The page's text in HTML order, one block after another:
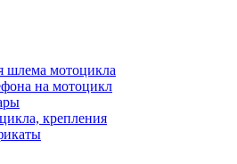
шлема мотоцикла
на мотоцикл
крепления